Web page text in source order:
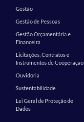
Gestão
Gestão de Pessoas
Gestão Orçamentária e
Financeira
Licitações, Contratos e
Instrumentos de Cooperação
Ouvidoria
Sustentabilidade
Lei Geral de Proteção de
Dados